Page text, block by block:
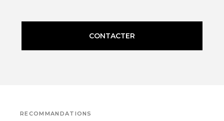
CONTACTER
RECOMMANDATIONS